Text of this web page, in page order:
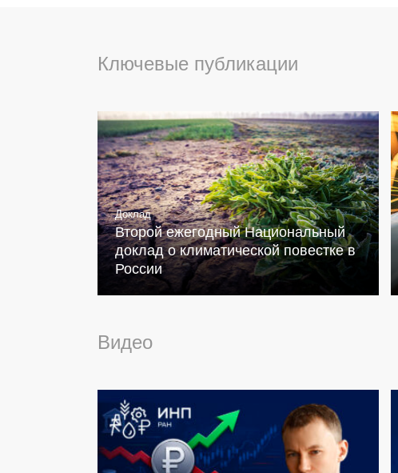
Ключевые публикации
Доклад
Второй ежегодный Национальный
доклад о климатической повестке в
России
Видео